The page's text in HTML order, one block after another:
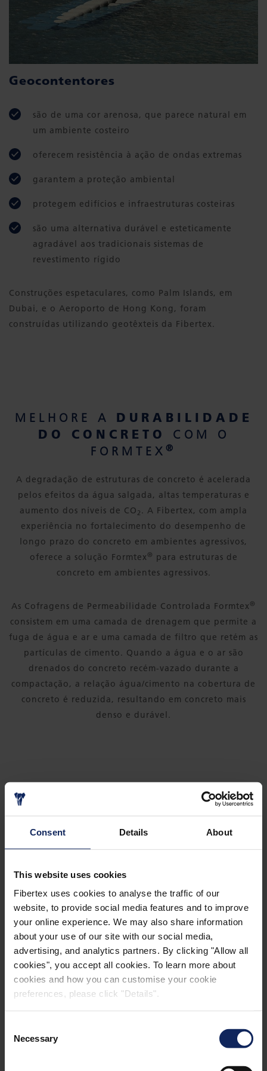
Consent Details About
This website uses cookies
Fibertex uses cookies to analyse the traffic of our
website, to provide social media features and to improve
your online experience. We may also share information
about your use of our site with our social media,
advertising, and analytics partners. By clicking "Allow all
cookies", you accept all cookies. To learn more about
cookies and how you can customise your cookie
preferences, please click "Details".
Selection
Necessary
Geocontentores
são de uma cor arenosa, que parece natural em
um ambiente costeiro
oferecem resistência à ação de ondas extremas
garantem a proteção ambiental
protegem edifícios e infraestruturas costeiras
são uma alternativa durável e esteticamente
agradável aos tradicionais sistemas de
revestimento rígido
Construções espetaculares, como Palm Islands, em
Dubai, e o Aeroporto de Hong Kong, foram
construídas utilizando geotêxteis da Fibertex.
MELHORE A DURABILIDADE
DO CONCRETO
COM O
FORMTEX ®
A degradação de estruturas de concreto é acelerada
pelos efeitos da água salgada, altas temperaturas e
aumento dos níveis de CO 2 . A Fibertex, com ampla
experiência no fortalecimento do desempenho de
longo prazo do concreto em ambientes agressivos,
oferece a solução Formtex ® para estruturas de
concreto em ambientes agressivos.
As Cofragens de Permeabilidade Controlada Formtex ®
consistem em uma camada de drenagem que permite a
fuga de água e ar e uma camada de filtro que retém as
partículas de cimento. Quando a água e o ar são
drenados do concreto recém-vazado durante a
compactação, a relação água/cimento na cobertura de
concreto é reduzida, resultando em concreto mais
denso e durável.
Formtex ®